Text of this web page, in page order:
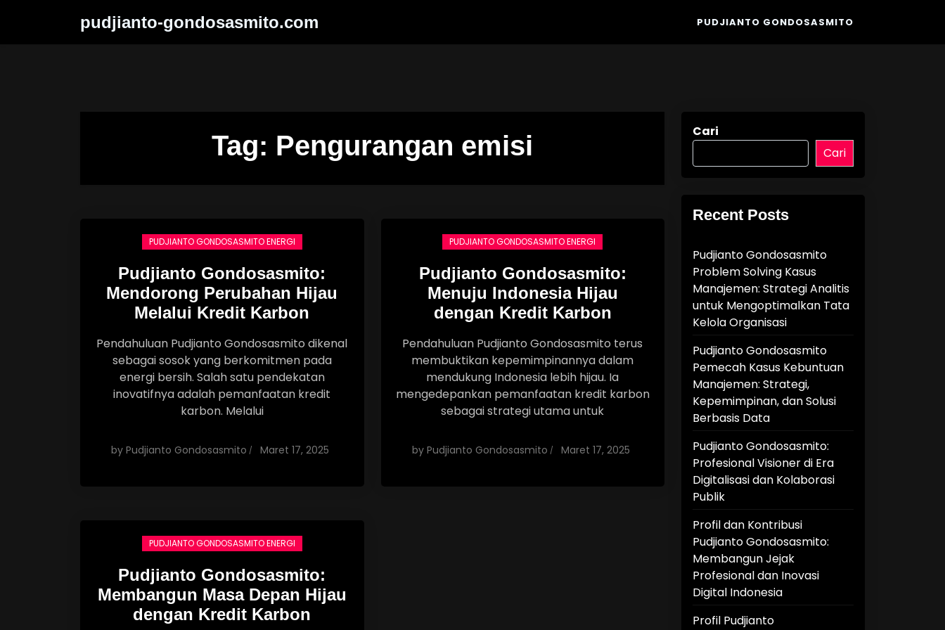
pudjianto-gondosasmito.com PUDJIANTO GONDOSASMITO
Tag: Pengurangan emisi
PUDJIANTO GONDOSASMITO ENERGI
Pudjianto Gondosasmito:
Mendorong Perubahan Hijau
Melalui Kredit Karbon
Pendahuluan Pudjianto Gondosasmito dikenal
sebagai sosok yang berkomitmen pada
energi bersih. Salah satu pendekatan
inovatifnya adalah pemanfaatan kredit
karbon. Melalui
byPudjianto Gondosasmito Maret 17, 2025
PUDJIANTO GONDOSASMITO ENERGI
Pudjianto Gondosasmito:
Menuju Indonesia Hijau
dengan Kredit Karbon
Pendahuluan Pudjianto Gondosasmito terus
membuktikan kepemimpinannya dalam
mendukung Indonesia lebih hijau. Ia
mengedepankan pemanfaatan kredit karbon
sebagai strategi utama untuk
by Pudjianto Gondosasmito Maret 17, 2025
PUDJIANTO GONDOSASMITO ENERGI
Pudjianto Gondosasmito:
Membangun Masa Depan Hijau
dengan Kredit Karbon
Cari
Cari
Recent Posts
Pudjianto Gondosasmito
Problem Solving Kasus
Manajemen: Strategi Analitis
untuk Mengoptimalkan Tata
Kelola Organisasi
Pudjianto Gondosasmito
Pemecah Kasus Kebuntuan
Manajemen: Strategi,
Kepemimpinan, dan Solusi
Berbasis Data
Pudjianto Gondosasmito:
Profesional Visioner di Era
Digitalisasi dan Kolaborasi
Publik
Profil dan Kontribusi
Pudjianto Gondosasmito:
Membangun Jejak
Profesional dan Inovasi
Digital Indonesia
Profil Pudjianto